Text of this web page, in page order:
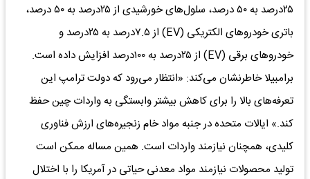
۲۵‌درصد به ۵۰ درصد، سلول‌‌‌های خورشیدی از ۲۵‌درصد به ۵۰ درصد،
باتری خودروهای الکتریکی (EV) از ۷.۵‌درصد به ۲۵‌درصد و
خودروهای برقی (EV) از ۲۵‌درصد به ۱۰۰‌درصد افزایش داده است.
برامبیلا خاطرنشان می‌کند: «انتظار می‌رود که دولت ترامپ این
تعرفه‌های بالا را برای کاهش بیشتر وابستگی به واردات چین حفظ
کند.» ایالات متحده در جنبه مواد خام زنجیره‌های ارزش فناوری
کلیدی، همچنان نیازمند واردات است. همین مساله ممکن است
تولید محصولات نیازمند مواد معدنی حیاتی در آمریکا را با اختلال